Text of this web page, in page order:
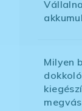
Milyen